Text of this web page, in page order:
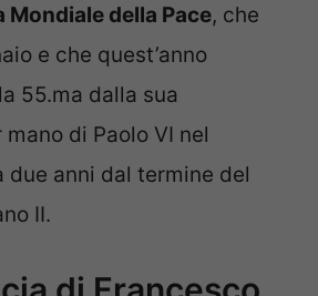
Mondiale della Pace, che
e che quest’anno
55.ma dalla sua
di Paolo VI nel
due anni dal termine del
II.